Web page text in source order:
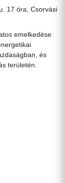
17 óra, Csorvási
emelkedése
és
területén.